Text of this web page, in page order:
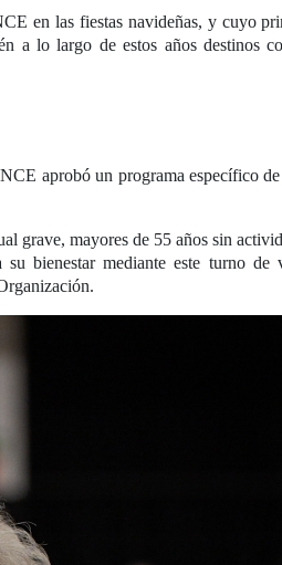
en las fiestas navideñas, y cuyo
a lo largo de estos años destinos
aprobó un programa específico
grave, mayores de 55 años sin
bienestar mediante este turno de